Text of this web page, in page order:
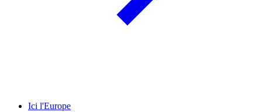
Ici l'Europe